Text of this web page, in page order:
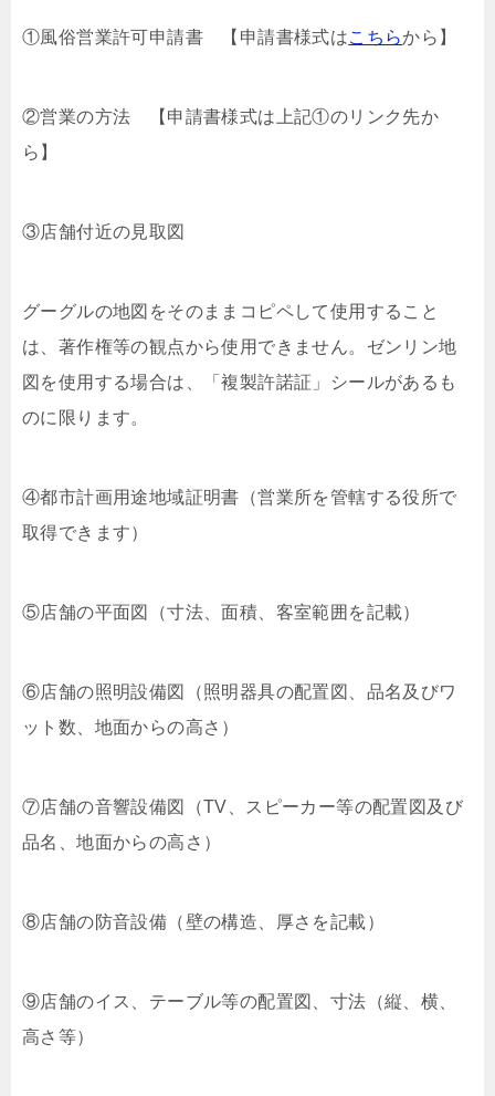
①風俗営業許可申請書 【申請書様式はこちらから】
②営業の方法 【申請書様式は上記①のリンク先か
ら】
③店舗付近の見取図
グーグルの地図をそのままコピペして使用すること
は、著作権等の観点から使用できません。ゼンリン地
図を使用する場合は、「複製許諾証」シールがあるも
のに限ります。
④都市計画用途地域証明書（営業所を管轄する役所で
取得できます）
⑤店舗の平面図（寸法、面積、客室範囲を記載）
⑥店舗の照明設備図（照明器具の配置図、品名及びワ
ット数、地面からの高さ）
⑦店舗の音響設備図（TV、スピーカー等の配置図及び
品名、地面からの高さ）
⑧店舗の防音設備（壁の構造、厚さを記載）
⑨店舗のイス、テーブル等の配置図、寸法（縦、横、
高さ等）